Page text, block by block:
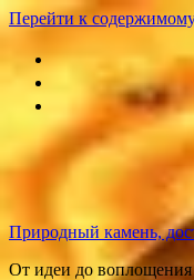
Перейти к
Природный камень,
От идеи до воплощения